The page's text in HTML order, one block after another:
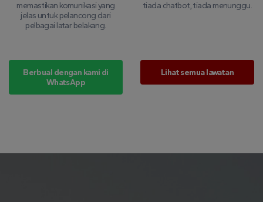
memastikan komunikasi yang
jelas untuk pelancong dari
pelbagai latar belakang.
tiada chatbot, tiada menunggu.
Berbual dengan kami di
WhatsApp
Lihat semua lawatan